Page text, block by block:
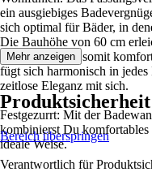
ein ausgiebiges
sich optimal für Bäder, in
Die Bauhöhe von 60 cm
die Badewanne somit
fügt sich harmonisch in
zeitlose Eleganz mit sich.
Festgezurrt: Mit der
kombinierst Du
ideale Weise.
Mehr anzeigen
Produktsicherheit
Bereich überspringen
Verantwortlich für